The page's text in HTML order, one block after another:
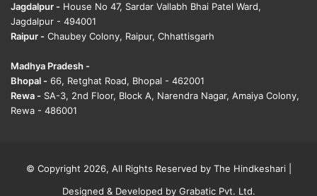
Jagdalpur - House No 47, Sardar Vallabh Bhai Patel Ward,
Jagdalpur - 494001
Raipur - Chaubey Colony, Raipur, Chhattisgarh
Madhya Pradesh -
Bhopal - 66, Retghat Road, Bhopal - 462001
Rewa - SA-3, 2nd Floor, Block A, Narendra Nagar, Amaiya Colony,
Rewa - 486001
© Copyright 2026, All Rights Reserved by The Hindkeshari |
Designed & Developed by Grabatic Pvt. Ltd.